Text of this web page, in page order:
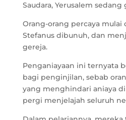
Saudara, Yerusalem
Orang-orang percaya mulai
Stefanus dibunuh, dan
gereja.
Penganiayaan ini ternyata
bagi penginjilan, sebab
yang menghindari aniaya
pergi menjelajah seluruh